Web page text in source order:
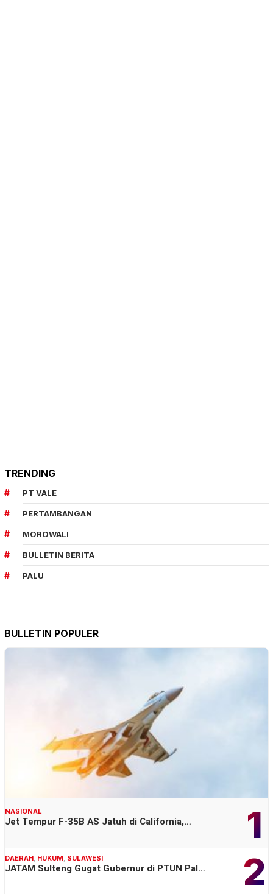
TRENDING
PT VALE
PERTAMBANGAN
MOROWALI
BULLETIN BERITA
PALU
BULLETIN POPULER
1
NASIONAL
Jet Tempur F-35B AS Jatuh di California,…
2
DAERAH HUKUM SULAWESI
JATAM Sulteng Gugat Gubernur di PTUN Pal…